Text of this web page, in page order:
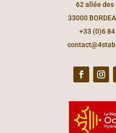
62 allée des
33000
+33 (0)6 84